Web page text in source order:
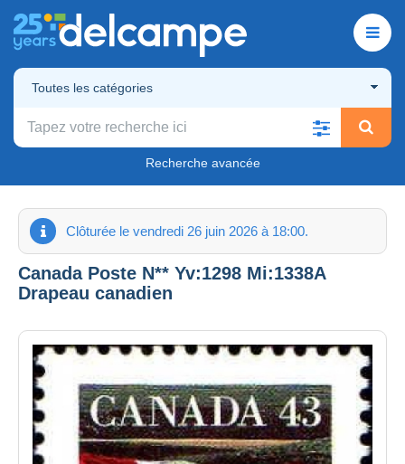
Toutes les catégories
Recherche avancée
Clôturée le vendredi 26 juin 2026 à 18:00.
Canada Poste N** Yv:1298 Mi:1338A
Drapeau canadien